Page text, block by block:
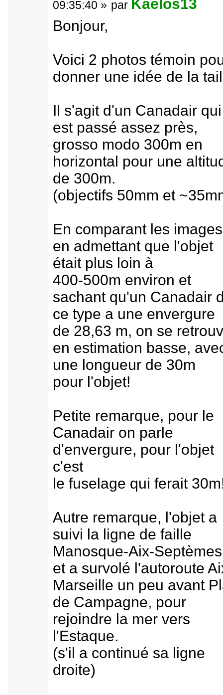
09:35:40 » par Kaelos13
Bonjour,
Voici 2 photos témoin
donner une idée de la
Il s'agit d'un Canadair qui
est passé assez près,
grosso modo 300m en
horizontal pour une
de 300m.
(objectifs 50mm et
En comparant les
en admettant que l'objet
était plus loin à
400-500m environ et
sachant qu'un Canadair
ce type a une envergure
de 28,63 m, on se
en estimation basse,
une longueur de 30m
pour l'objet!
Petite remarque, pour le
Canadair on parle
d'envergure, pour l'objet
c'est
le fuselage qui ferait
Autre remarque, l'objet a
suivi la ligne de faille
Manosque-Aix-Septèmes
et a survolé l'autoroute
Marseille un peu avant
de Campagne, pour
rejoindre la mer vers
l'Estaque.
(s'il a continué sa ligne
droite)